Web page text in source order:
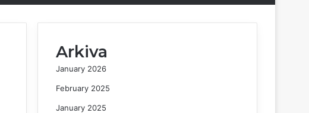
Arkiva
January 2026
February 2025
January 2025